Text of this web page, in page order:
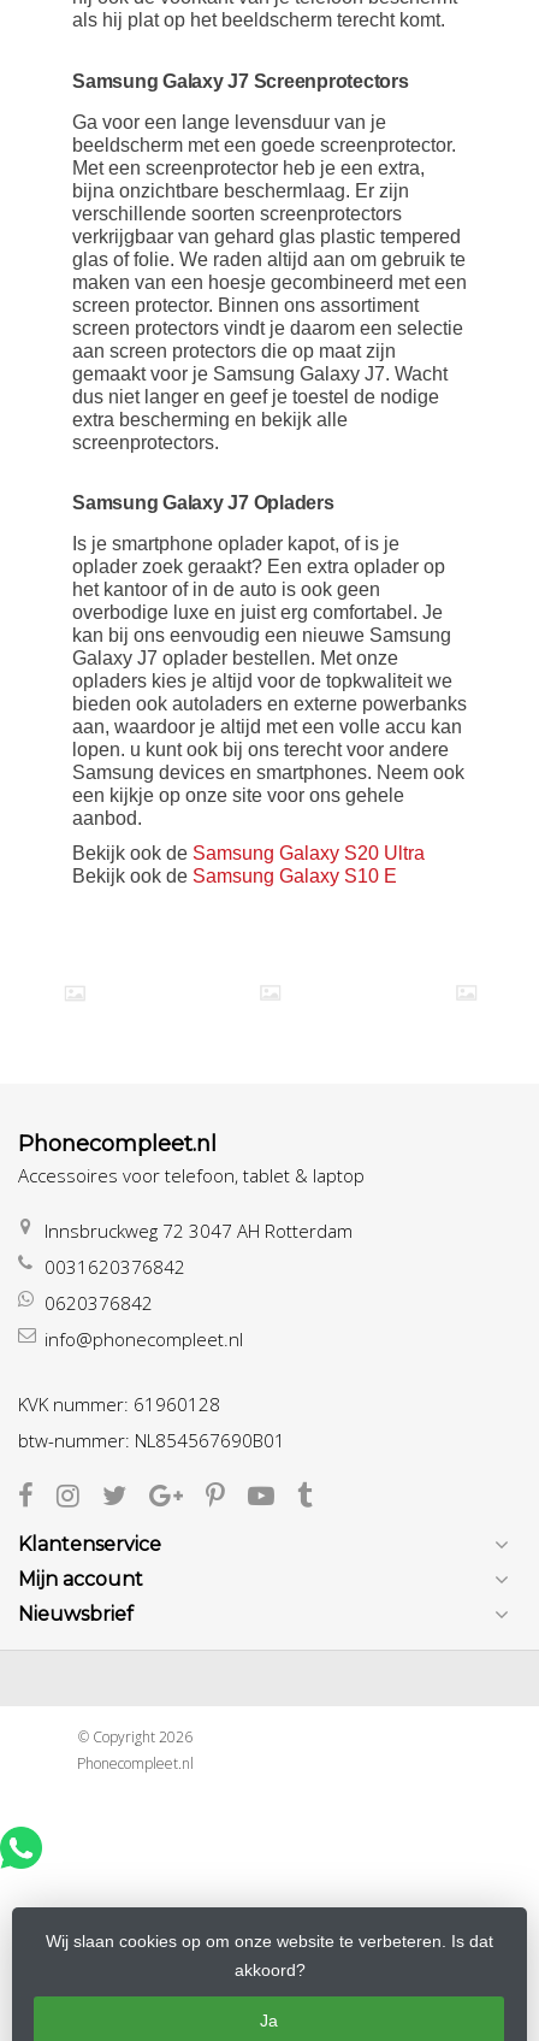
als hij plat op het beeldscherm terecht komt.
Samsung Galaxy J7 Screenprotectors
Ga voor een lange levensduur van je
beeldscherm met een goede screenprotector.
Met een screenprotector heb je een extra,
bijna onzichtbare beschermlaag. Er zijn
verschillende soorten screenprotectors
verkrijgbaar van gehard glas plastic tempered
glas of folie. We raden altijd aan om gebruik te
maken van een hoesje gecombineerd met een
screen protector. Binnen ons assortiment
screen protectors vindt je daarom een selectie
aan screen protectors die op maat zijn
gemaakt voor je Samsung Galaxy J7. Wacht
dus niet langer en geef je toestel de nodige
extra bescherming en bekijk alle
screenprotectors.
Samsung Galaxy J7 Opladers
Is je smartphone oplader kapot, of is je
oplader zoek geraakt? Een extra oplader op
het kantoor of in de auto is ook geen
overbodige luxe en juist erg comfortabel. Je
kan bij ons eenvoudig een nieuwe Samsung
Galaxy J7 oplader bestellen. Met onze
opladers kies je altijd voor de topkwaliteit we
bieden ook autoladers en externe powerbanks
aan, waardoor je altijd met een volle accu kan
lopen. u kunt ook bij ons terecht voor andere
Samsung devices en smartphones. Neem ook
een kijkje op onze site voor ons gehele
aanbod.
Bekijk ook de Samsung Galaxy S20 Ultra
Bekijk ook de Samsung Galaxy S10 E
Phonecompleet.nl
Accessoires voor telefoon, tablet & laptop
Innsbruckweg 72 3047 AH Rotterdam
0031620376842
0620376842
info@phonecompleet.nl
KVK nummer: 61960128
btw-nummer: NL854567690B01
Klantenservice
Mijn account
Nieuwsbrief
Wij slaan cookies op om onze website te verbeteren. Is dat
akkoord?
Ja
© Copyright 2026
Phonecompleet.nl